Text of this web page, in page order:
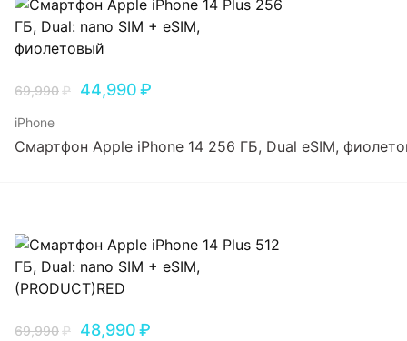
69,990₽ 44,990₽
iPhone
Смартфон Apple iPhone 14 256 ГБ, Dual еSIM,
69,990₽ 48,990₽